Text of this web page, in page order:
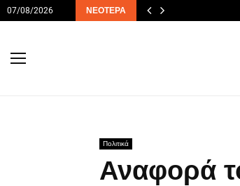
07/08/2026 ΝΕΌΤΕΡΑ
Πολιτικά
Αναφορά